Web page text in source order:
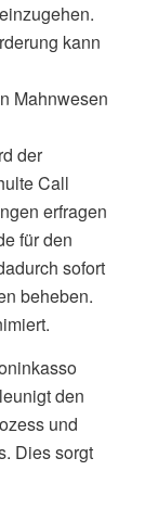
kann
Mahnwesen
der
Call
erfragen
für den
sofort
beheben.
den
und
Dies sorgt